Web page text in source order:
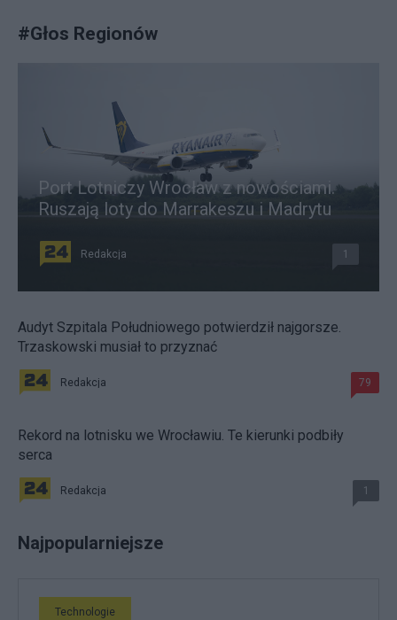
#Głos Regionów
Port Lotniczy Wrocław z nowościami.
Ruszają loty do Marrakeszu i Madrytu
Redakcja 1
Audyt Szpitala Południowego potwierdził najgorsze.
Trzaskowski musiał to przyznać
Redakcja 79
Rekord na lotnisku we Wrocławiu. Te kierunki podbiły
serca
Redakcja 1
Najpopularniejsze
Technologie